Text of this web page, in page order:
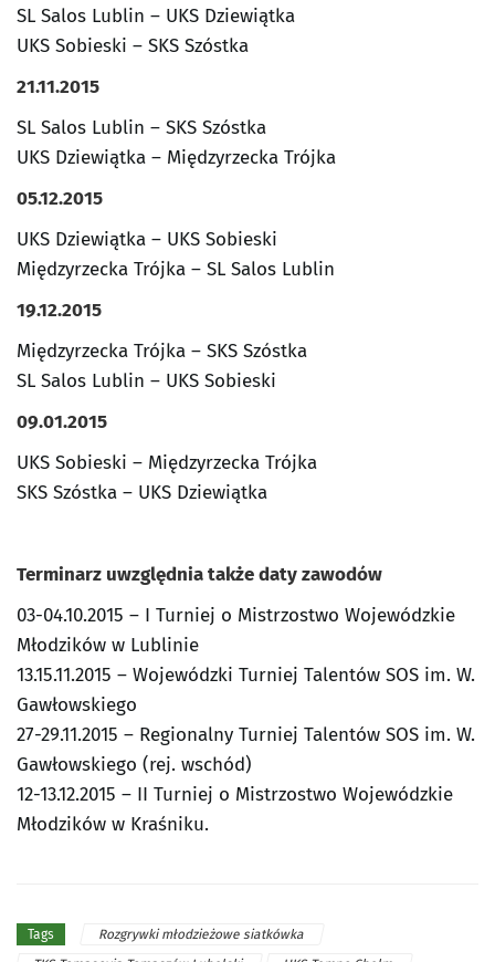
SL Salos Lublin – UKS Dziewiątka
UKS Sobieski – SKS Szóstka
21.11.2015
SL Salos Lublin – SKS Szóstka
UKS Dziewiątka – Międzyrzecka Trójka
05.12.2015
UKS Dziewiątka – UKS Sobieski
Międzyrzecka Trójka – SL Salos Lublin
19.12.2015
Międzyrzecka Trójka – SKS Szóstka
SL Salos Lublin – UKS Sobieski
09.01.2015
UKS Sobieski – Międzyrzecka Trójka
SKS Szóstka – UKS Dziewiątka
Terminarz uwzględnia także daty zawodów
03-04.10.2015 – I Turniej o Mistrzostwo Wojewódzkie
Młodzików w Lublinie
13.15.11.2015 – Wojewódzki Turniej Talentów SOS im. W.
Gawłowskiego
27-29.11.2015 – Regionalny Turniej Talentów SOS im. W.
Gawłowskiego (rej. wschód)
12-13.12.2015 – II Turniej o Mistrzostwo Wojewódzkie
Młodzików w Kraśniku.
Tags
Rozgrywki młodzieżowe siatkówka